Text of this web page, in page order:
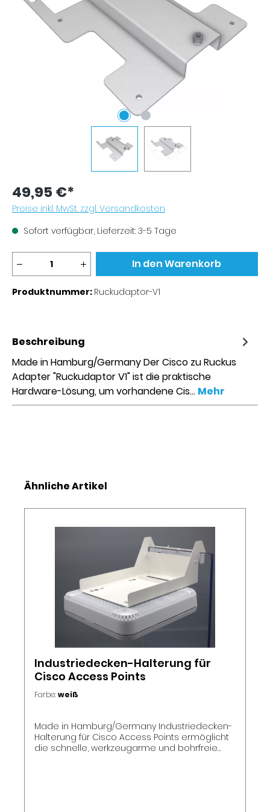
49,95 €*
Preise inkl. MwSt. zzgl. Versandkosten
Sofort verfügbar, Lieferzeit: 3-5 Tage
Produkt Anzahl: Gib den gewünschten
In den Warenkorb
Produktnummer: Ruckudaptor-V1
Beschreibung
Made in Hamburg/Germany Der Cisco zu Ruckus
Adapter "Ruckudaptor V1" ist die praktische
Hardware-Lösung, um vorhandene Cis… Mehr
Produktgalerie überspringen
Ähnliche Artikel
Industriedecken-Halterung für
Cisco Access Points
Farbe:weiß
Made in Hamburg/Germany Industriedecken-
Halterung für Cisco Access Points ermöglicht
die schnelle, werkzeugarme und bohrfreie